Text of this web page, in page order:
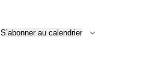
S’abonner au calendrier